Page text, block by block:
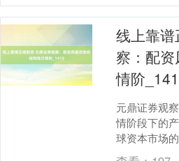
线上靠
察：配
情阶
元鼎证券观
情阶段下的
球资本市场
绕“配资风险